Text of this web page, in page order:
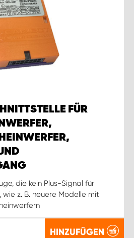
FÜR
die kein Plus-Signal für
z. B. neuere Modelle mit
HINZUFÜGEN